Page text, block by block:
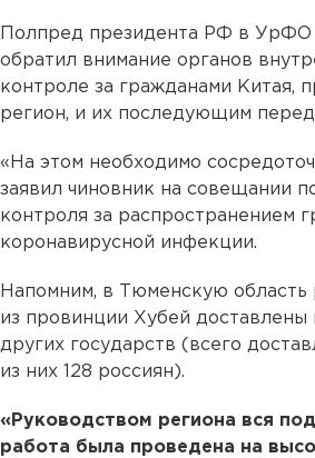
Полпред президента РФ в УрФО
обратил внимание органов
контроле за гражданами Китая,
регион, и их последующим
«На этом необходимо
заявил чиновник на совещании
контроля за распространением
коронавирусной инфекции.
Напомним, в Тюменскую область
из провинции Хубей доставлены
других государств (всего
из них 128 россиян).
«Руководством региона вся
работа была проведена на